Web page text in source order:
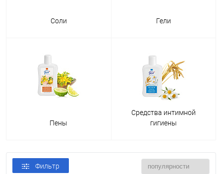
Соли Гели
Пены
Средства интимной
гигиены
Фильтр